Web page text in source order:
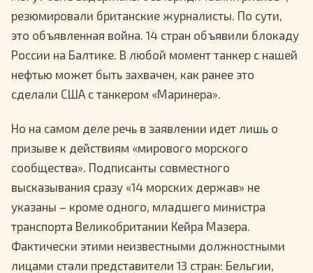
резюмировали британские журналисты. По сути,
это объявленная война. 14 стран объявили блокаду
России на Балтике. В любой момент танкер с нашей
нефтью может быть захвачен, как ранее это
сделали США с танкером «Маринера».
Но на самом деле речь в заявлении идет лишь о
призыве к действиям «мирового морского
сообщества». Подписанты совместного
высказывания сразу «14 морских держав» не
указаны – кроме одного, младшего министра
транспорта Великобритании Кейра Мазера.
Фактически этими неизвестными должностными
лицами стали представители 13 стран: Бельгии,